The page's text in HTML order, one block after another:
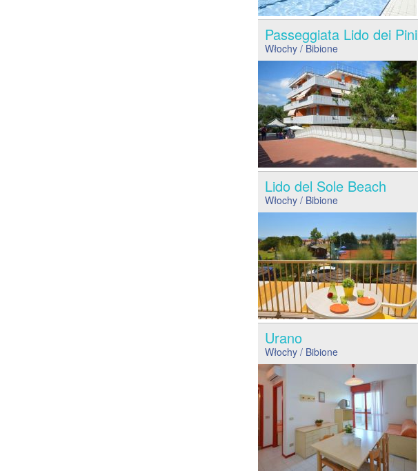
Passeggiata Lido dei Pini
Włochy / Bibione
Lido del Sole Beach
Włochy / Bibione
Urano
Włochy / Bibione